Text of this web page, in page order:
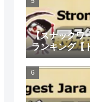
【スナックワ
ランキング【